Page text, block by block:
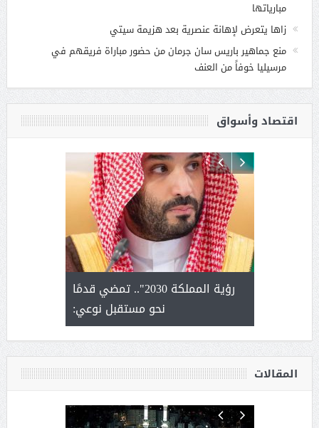
مبارياتها
زاها يتعرض لإهانة عنصرية بعد هزيمة سيتي
منع جماهير باريس سان جرمان من حضور مباراة فريقهم في
مرسيليا خوفاً من العنف
اقتصاد وأسواق
يحصل
رؤية المملكة 2030".. تمضي قدمًا
نحو مستقبل نوعي:
ورشة
عنيزة
المقالات